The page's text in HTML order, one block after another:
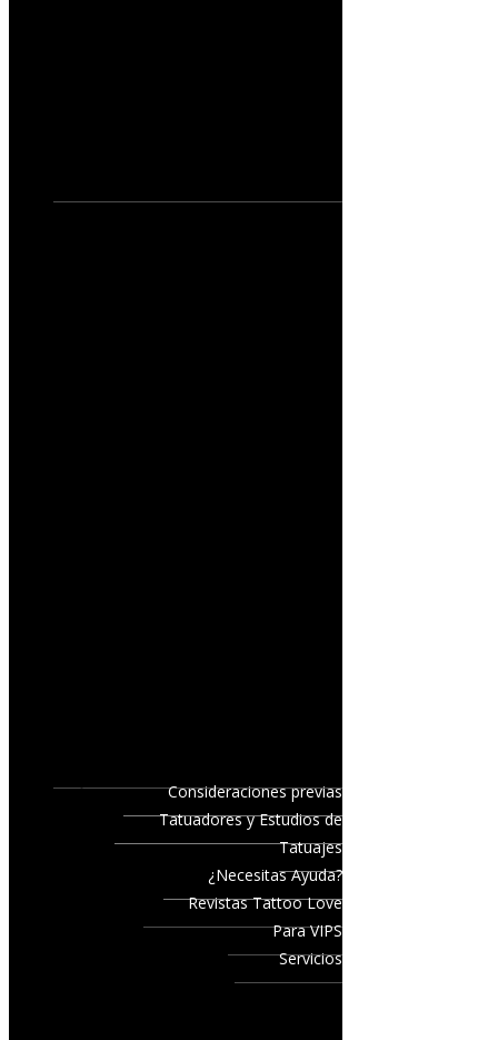
Consideraciones previas
Tatuadores y Estudios de
Tatuajes
¿Necesitas Ayuda?
Revistas Tattoo Love
Para VIPS
Servicios